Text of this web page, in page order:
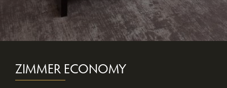
ZIMMER ECONOMY